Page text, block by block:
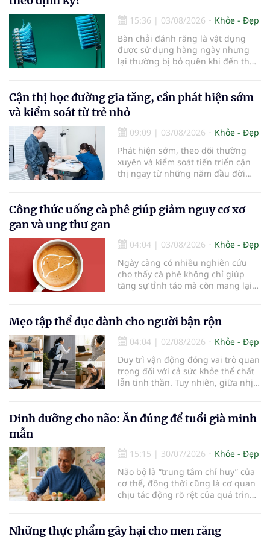
15:36 | 03/08/2026
Khỏe - Đẹp
Bàn chải đánh răng là vật dụng
được sử dụng hàng ngày nhưng
lại thường bị bỏ quên khi đến thời
bàn chải quá lâu có thể làm giảm
hiệu quả làm sạch và ảnh hưởng
đến sức khỏe răng miệng...
Cận thị học đường gia tăng, cần phát hiện sớm
và kiểm soát từ trẻ nhỏ
09:09 | 03/08/2026
Khỏe - Đẹp
Phát hiện sớm, theo dõi thường
xuyên và kiểm soát tiến triển cận
thị ngay từ những năm đầu đời
trẻ. Đây cũng là định hướng của
Trung tâm Nhãn nhi và Kiểm soát
Đô đưa vào hoạt động ngày 1/8.
Công thức uống cà phê giúp giảm nguy cơ xơ
gan và ung thư gan
04:04 | 03/08/2026
Khỏe - Đẹp
Ngày càng có nhiều nghiên cứu
cho thấy cà phê không chỉ giúp
tăng sự tỉnh táo mà còn mang lại
đóng vai trò lọc độc tố, chuyển hóa
thuốc và dự trữ nhiều vitamin,
khoáng chất thiết yếu nhưng cũng
rất dễ bị tổn thương…
Mẹo tập thể dục dành cho người bận rộn
04:04 | 02/08/2026
Khỏe - Đẹp
Duy trì vận động đóng vai trò quan
trọng đối với cả sức khỏe thể chất
lẫn tinh thần. Tuy nhiên, giữa nhịp
cho các hoạt động tập luyện
thường trở thành một thách thức
Dinh dưỡng cho não: Ăn đúng để tuổi già minh
mẫn
15:15 | 30/07/2026
Khỏe - Đẹp
Não bộ là “trung tâm chỉ huy” của
cơ thể, đồng thời cũng là cơ quan
chịu tác động rõ rệt của quá trình
mạnh, có thể góp phần bảo vệ tế
Những thực phẩm gây hại cho men răng